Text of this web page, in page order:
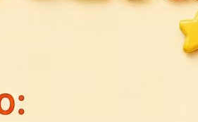
Agendas 3D K-POP 15x21cm